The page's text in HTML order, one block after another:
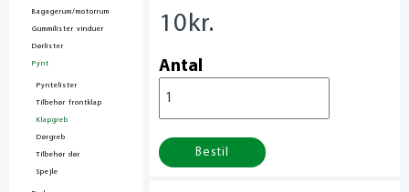
Bagagerum/motorrum
Gummilister vinduer
Dørlister
Pynt
Pyntelister
Tilbehør frontklap
Klapgreb
Dørgreb
Tilbehør dør
Spejle
10kr.
Antal
Bestil